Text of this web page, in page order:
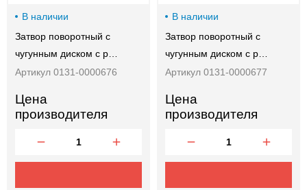
В наличии
Затвор поворотный с
чугунным диском с р…
Артикул 0131-0000676
Цена
производителя
В наличии
Затвор поворотный с
чугунным диском с р…
Артикул 0131-0000677
Цена
производителя